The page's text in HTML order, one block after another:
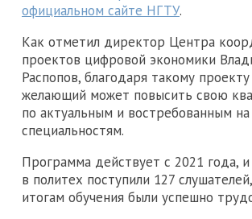
официальном сайте НГТУ.
Как отметил директор Центра
проектов цифровой экономики
Распопов, благодаря такому
желающий может повысить свою
по актуальным и востребованным
специальностям.
Программа действует с 2021 года,
в политех поступили 127
итогам обучения были успешно